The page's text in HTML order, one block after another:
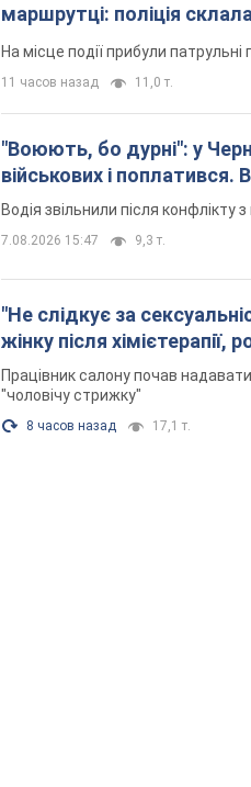
маршрутці: поліція
На місце події прибули
11 часов назад 11,0 т.
"Воюють, бо дурні": у
військових і поплатився.
Водія звільнили після
7.08.2026 15:47 9,3 т.
"Не слідкує за
жінку після
Працівник салону почав
"чоловічу стрижку"
8 часов назад 17,1 т.